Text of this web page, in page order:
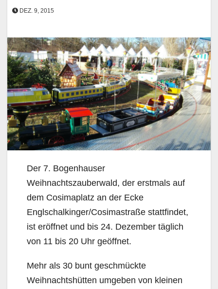
DEZ. 9, 2015
Der 7. Bogenhauser
Weihnachtszauberwald, der erstmals auf
dem Cosimaplatz an der Ecke
Englschalkinger/Cosimastraße stattfindet,
ist eröffnet und bis 24. Dezember täglich
von 11 bis 20 Uhr geöffnet.
Mehr als 30 bunt geschmückte
Weihnachtshütten umgeben von kleinen